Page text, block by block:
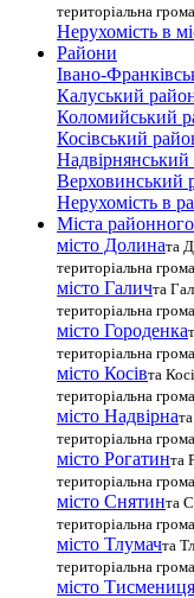
територіальна
Нерухомість в
Райони
Івано-
Калуський
Коломийський
Косівський
Надвірнянський
Верховинський
Нерухомість в
Міста
місто Долината
територіальна
місто Галичта
територіальна
місто Городенка
територіальна
місто Косівта
територіальна
місто Надвірна
територіальна
місто Рогатинта
територіальна
місто Снятинта
територіальна
місто Тлумачта
територіальна
місто Тисмениця